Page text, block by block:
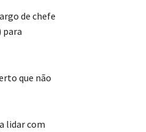
de chefe
para
que não
lidar com